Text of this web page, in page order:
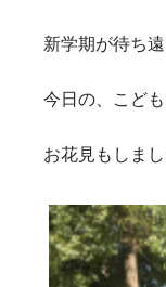
新学期が待ち
今日の、こど
お花見もしま